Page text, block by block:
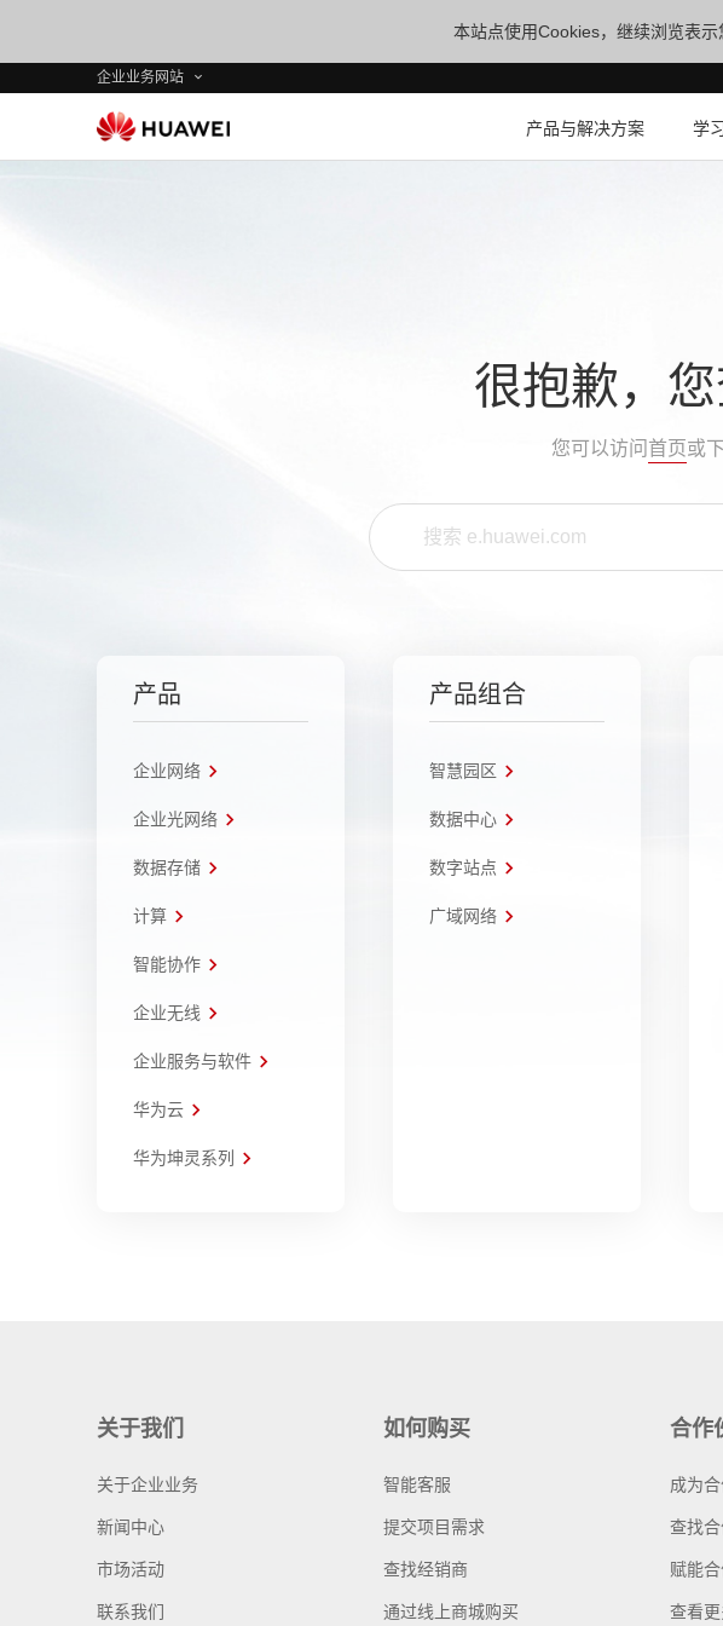
本站点使用Cookies，继续浏览表示
企业业务网站
产品与解决方案 学
很抱歉，
您可以访问 首页或
产品
企业网络
企业光网络
数据存储
计算
智能协作
企业无线
企业服务与软件
华为云
华为坤灵系列
产品组合
智慧园区
数据中心
数字站点
广域网络
关于我们
关于企业业务
新闻中心
市场活动
联系我们
如何购买
智能客服
提交项目需求
查找经销商
通过线上商城购买
合作
成为
查找
赋能
查看更